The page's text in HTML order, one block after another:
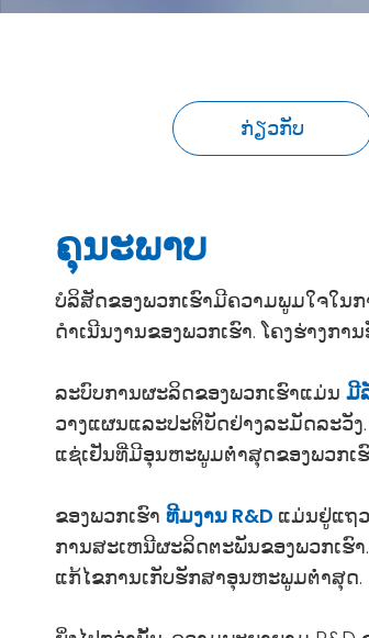
ກ່ຽວກັບ
ຄຸນະພາບ
ບໍລິສັດຂອງພວກເຮົາມີຄວາມພູມໃຈໃນ
ດໍາເນີນງານຂອງພວກເຮົາ. ໂຄງຮ່າງກ
ລະບົບການຜະລິດຂອງພວກເຮົາແມ່ນ ມີ
ວາງແຜນແລະປະຕິບັດຢ່າງລະມັດລະວັ
ແຊ່ເຢັນທີ່ມີອຸນຫະພູມຕ່ໍາສຸດຂອງພວກ
ຂອງພວກເຮົາ ທີມງານ R&D ແມ່ນຢູ່ແຖ
ການສະເຫນີຜະລິດຕະພັນຂອງພວກເຮົ
ແກ້ໄຂການເກັບຮັກສາອຸນຫະພູມຕ່ໍາສຸດ.